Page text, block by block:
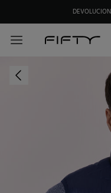
HAZTE SOCIO DE MY FIFTY